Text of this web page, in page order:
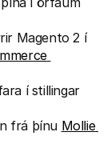
Magento 2 í
í stillingar
frá þínu Mollie